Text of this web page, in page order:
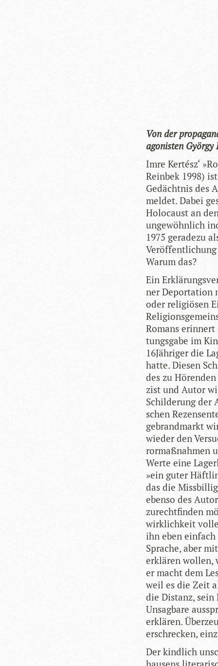
Von der
ago­nis­ten György
Imre Ker­tész‘
Rein­bek 1998)
Gedächt­nis des
mel­det. Dabei
Holo­caust an
unge­wöhn­lich
1975 gera­dezu
Ver­öf­fent­li­chung
Warum das?
Ein
ner Depor­ta­tion
oder reli­giö­sen
Romans
tungs­gabe im
16Jähriger die
hatte. Die­sen
des zu
zist und Autor
Schil­de­rung der
schen
gebrand­markt
wie­der den
ror­maß­nah­men
Werte eine
»ein guter
das die
ebenso des
zurecht­fin­den
wirk­lich­keit
ihn eben
Spra­che, aber
erklä­ren wol­len,
er macht dem
weil es die Zeit
die Distanz, sein
Unsag­bare
erklä­ren.
erschre­cken,
Der kind­lich